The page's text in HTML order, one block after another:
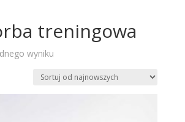
treningowa
wyniku